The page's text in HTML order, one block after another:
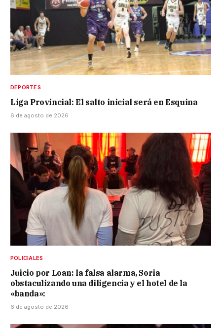
DEPORTES
Liga Provincial: El salto inicial será en Esquina
6 de agosto de 2026
POLICIALES
Juicio por Loan: la falsa alarma, Soria
obstaculizando una diligencia y el hotel de la
«banda»:
6 de agosto de 2026